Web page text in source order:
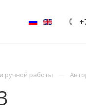
ручной работы